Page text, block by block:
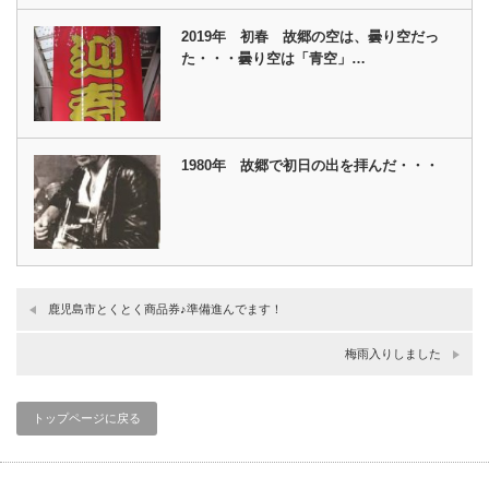
2019年 初春 故郷の空は、曇り空だっ
た・・・曇り空は「青空」…
1980年 故郷で初日の出を拝んだ・・・
鹿児島市とくとく商品券♪準備進んでます！
梅雨入りしました
トップページに戻る